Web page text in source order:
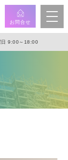
お問合せ
日 9:00～18:00